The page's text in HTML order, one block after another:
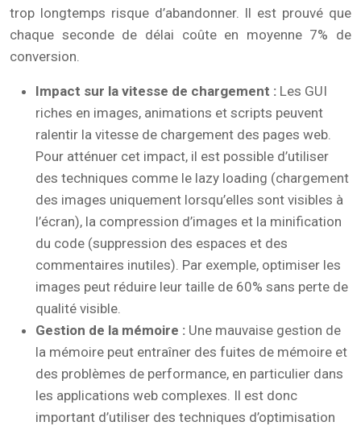
trop longtemps risque d’abandonner. Il est prouvé que
chaque seconde de délai coûte en moyenne 7% de
conversion.
Impact sur la vitesse de chargement : Les GUI
riches en images, animations et scripts peuvent
ralentir la vitesse de chargement des pages web.
Pour atténuer cet impact, il est possible d’utiliser
des techniques comme le lazy loading (chargement
des images uniquement lorsqu’elles sont visibles à
l’écran), la compression d’images et la minification
du code (suppression des espaces et des
commentaires inutiles). Par exemple, optimiser les
images peut réduire leur taille de 60% sans perte de
qualité visible.
Gestion de la mémoire : Une mauvaise gestion de
la mémoire peut entraîner des fuites de mémoire et
des problèmes de performance, en particulier dans
les applications web complexes. Il est donc
important d’utiliser des techniques d’optimisation